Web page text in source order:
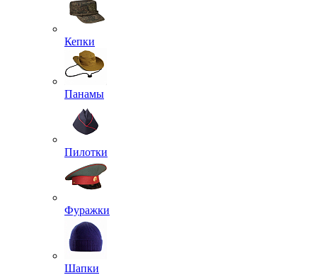
Кепки
Панамы
Пилотки
Фуражки
Шапки